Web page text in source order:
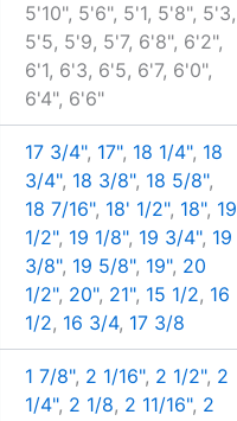
5'10", 5'6", 5'1, 5'8", 5'3,
5'5, 5'9, 5'7, 6'8", 6'2",
6'1, 6'3, 6'5, 6'7, 6'0",
6'4", 6'6"
17 3/4", 17", 18 1/4", 18
3/4", 18 3/8", 18 5/8",
18 7/16", 18' 1/2", 18", 19
1/2", 19 1/8", 19 3/4", 19
3/8", 19 5/8", 19", 20
1/2", 20", 21", 15 1/2, 16
1/2, 16 3/4, 17 3/8
1 7/8", 2 1/16", 2 1/2", 2
1/4", 2 1/8, 2 11/16", 2